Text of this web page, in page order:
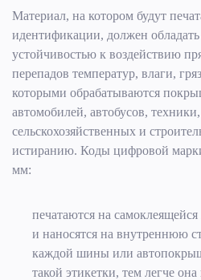
Материал, на котором будут
идентификации, должен
устойчивостью к воздействию
перепадов температур, влаги,
которыми обрабатываются
автомобилей, автобусов,
сельскохозяйственных и
истиранию. Коды цифровой
мм:
печатаются на
и наносятся на внутреннюю
каждой шины или
такой этикетки, тем легче